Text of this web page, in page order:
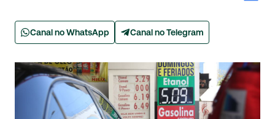
Canal no WhatsApp Canal no Telegram